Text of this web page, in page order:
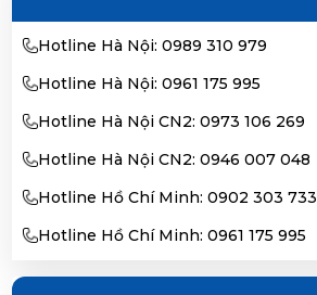
Hotline Hà Nội: 0989 310 979
Hotline Hà Nội: 0961 175 995
Hotline Hà Nội CN2: 0973 106 269
Hotline Hà Nội CN2: 0946 007 048
Hotline Hồ Chí Minh: 0902 303 733
Hotline Hồ Chí Minh: 0961 175 995